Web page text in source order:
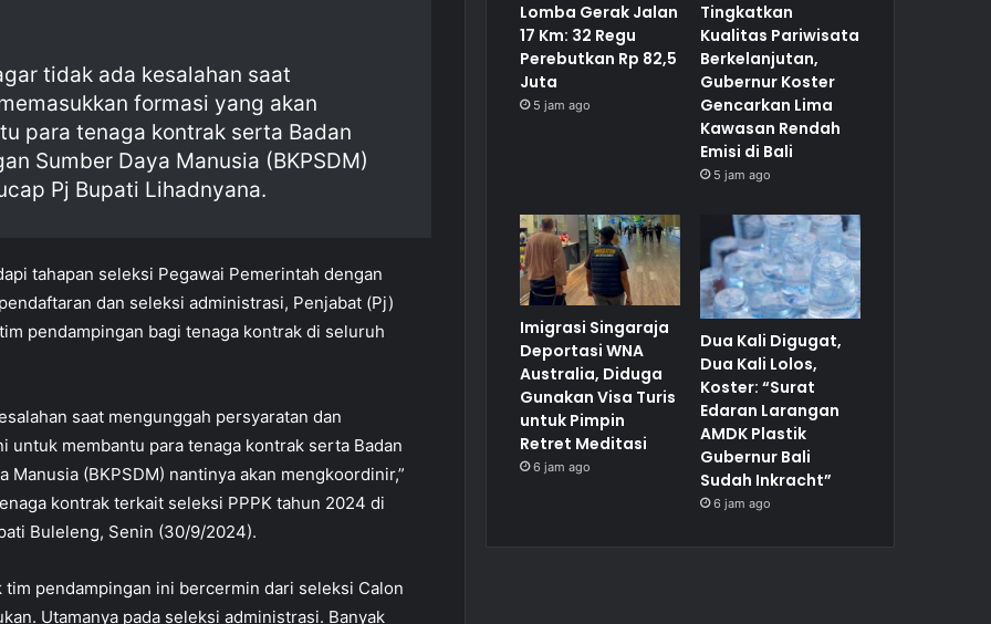
tidak ada kesalahan saat
formasi yang akan
para tenaga kontrak serta Badan
Sumber Daya Manusia (BKPSDM)
Pj Bupati Lihadnyana.
tahapan seleksi Pegawai Pemerintah dengan
dan seleksi administrasi, Penjabat (Pj)
pendampingan bagi tenaga kontrak di seluruh
saat mengunggah persyaratan dan
untuk membantu para tenaga kontrak serta Badan
(BKPSDM) nantinya akan mengkoordinir,”
kontrak terkait seleksi PPPK tahun 2024 di
Buleleng, Senin (30/9/2024).
pendampingan ini bercermin dari seleksi Calon
Utamanya pada seleksi administrasi. Banyak
Lomba Gerak Jalan
17 Km: 32 Regu
Perebutkan Rp 82,5
Juta
5 jam ago
Tingkatkan
Kualitas Pariwisata
Berkelanjutan,
Gubernur Koster
Gencarkan Lima
Kawasan Rendah
Emisi di Bali
5 jam ago
Imigrasi Singaraja
Deportasi WNA
Australia, Diduga
Gunakan Visa Turis
untuk Pimpin
Retret Meditasi
6 jam ago
Dua Kali Digugat,
Dua Kali Lolos,
Koster: “Surat
Edaran Larangan
AMDK Plastik
Gubernur Bali
Sudah Inkracht”
6 jam ago